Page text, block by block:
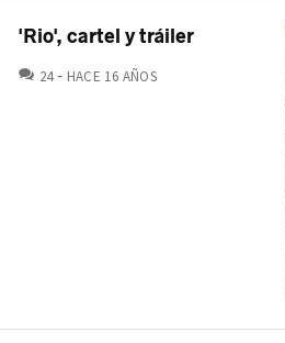
'Rio', cartel y tráiler
24 COMENTARIOS
HACE 16 AÑOS